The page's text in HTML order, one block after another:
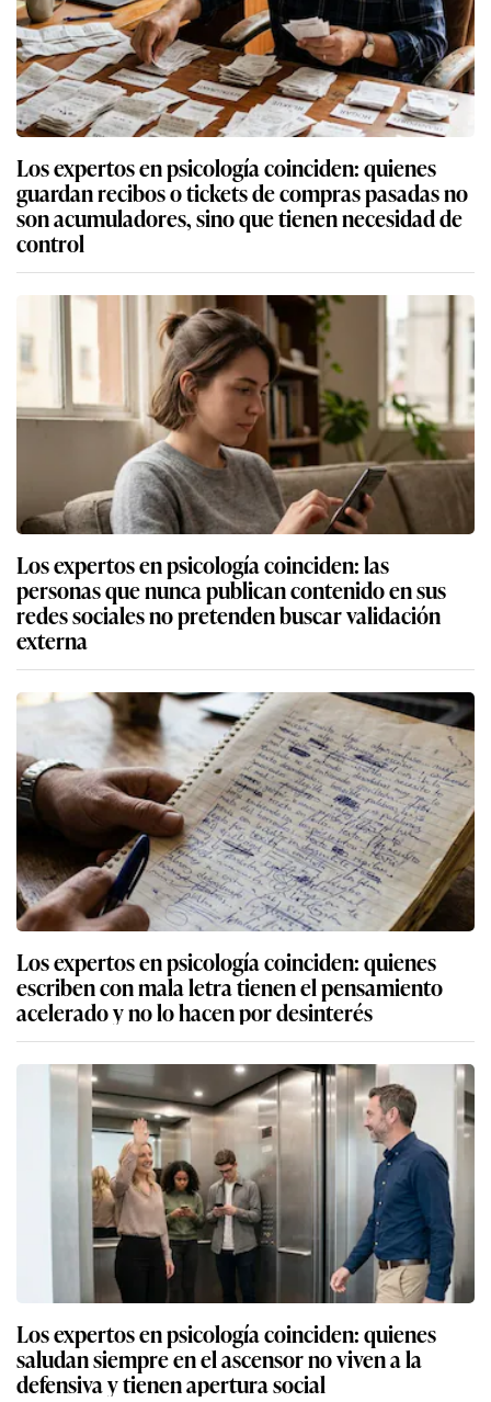
Los expertos en psicología coinciden: quienes
guardan recibos o tickets de compras pasadas no
son acumuladores, sino que tienen necesidad de
control
Los expertos en psicología coinciden: las
personas que nunca publican contenido en sus
redes sociales no pretenden buscar validación
externa
Los expertos en psicología coinciden: quienes
escriben con mala letra tienen el pensamiento
acelerado y no lo hacen por desinterés
Los expertos en psicología coinciden: quienes
saludan siempre en el ascensor no viven a la
defensiva y tienen apertura social